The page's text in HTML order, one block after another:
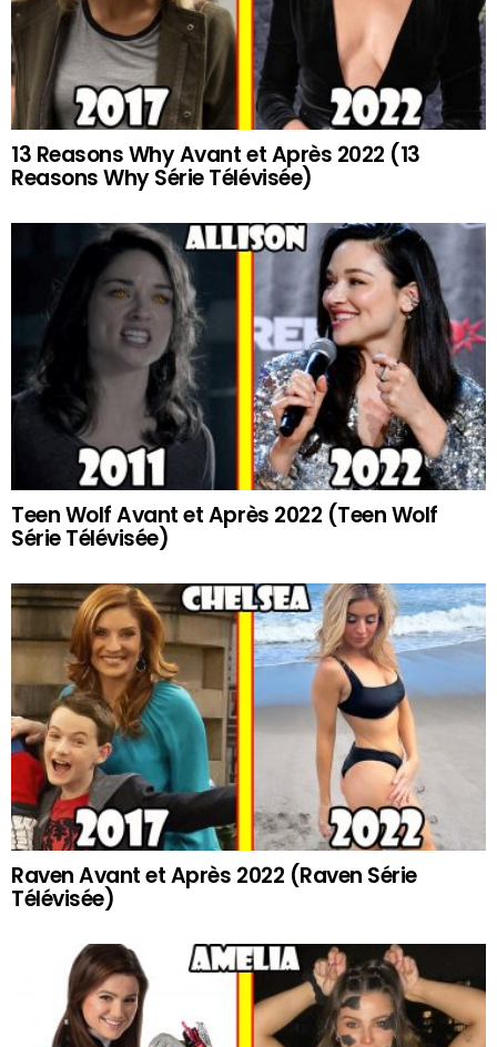
13 Reasons Why Avant et Après 2022 (13
Reasons Why Série Télévisée)
Teen Wolf Avant et Après 2022 (Teen Wolf
Série Télévisée)
Raven Avant et Après 2022 (Raven Série
Télévisée)